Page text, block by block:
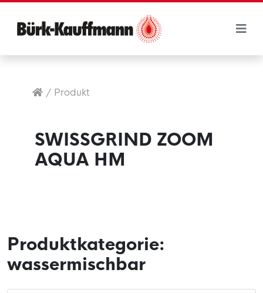
/ Produkt
SWISSGRIND ZOOM
AQUA HM
Produktkategorie:
wassermischbar